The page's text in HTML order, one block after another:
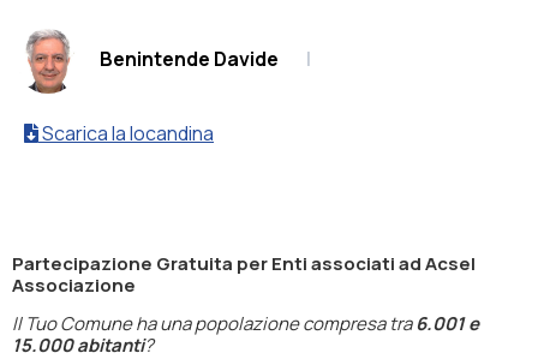
Benintende Davide
|
Scarica la locandina
Partecipazione Gratuita per Enti associati ad Acsel
Associazione
Il Tuo Comune ha una popolazione compresa tra6.001 e
15.000 abitanti?